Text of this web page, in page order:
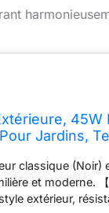
45W
Jardins,
classique
et moderne.
extérieur,